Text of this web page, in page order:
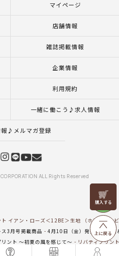
リリヤン
フェア
上に戻る
マイページ
店舗情報
雑誌掲載情報
企業情報
利用規約
一緒に働こう♪求人情報
報♪メルマガ登録
ALL Rights Reserved
ト イアン・ローズ＜12BE＞生地 （ホビーラホ
ス3月号掲載商品
4月10日（金）発売の新商品
リント ～初夏の風を感じて～
リバティプリン
リバティプリント イアン・ローズ＜12BE＞